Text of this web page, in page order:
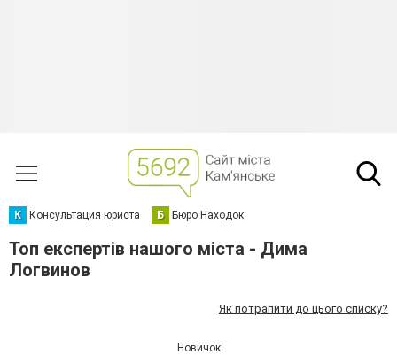
К Консультация юриста Б Бюро Находок
Топ експертів нашого міста - Дима
Логвинов
Як потрапити до цього списку?
Новичок